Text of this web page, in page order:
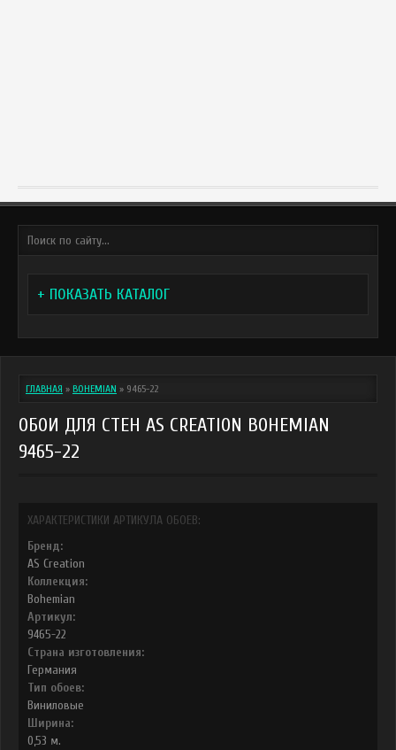
+ ПОКАЗАТЬ КАТАЛОГ
ГЛАВНАЯ » BOHEMIAN » 9465-22
ОБОИ ДЛЯ СТЕН AS CREATION BOHEMIAN
9465-22
ХАРАКТЕРИСТИКИ АРТИКУЛА ОБОЕВ:
Бренд:
AS Creation
Коллекция:
Bohemian
Артикул:
9465-22
Страна изготовления:
Германия
Тип обоев:
Виниловые
Ширина:
0,53 м.